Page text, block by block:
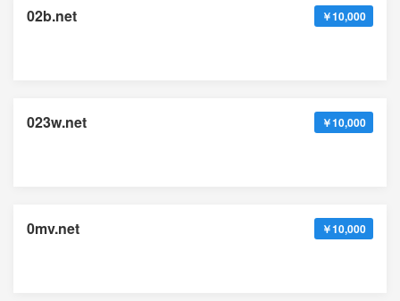
02b.net ￥10,000
023w.net ￥10,000
0mv.net ￥10,000